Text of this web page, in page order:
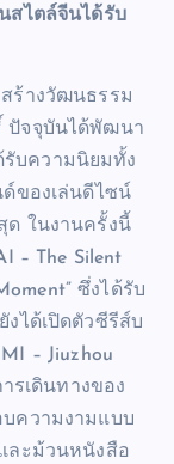
สไตล์จีนได้รับ
ร้างวัฒนธรรม
ปัจจุบันได้พัฒนา
รับความนิยมทั้ง
ด์ของเล่นดีไซน์
ด ในงานครั้งนี้
– The Silent
ซึ่งได้รับ
ได้เปิดตัวซีรีส์บ
– Jiuzhou
รเดินทางของ
ความงามแบบ
ละม้วนหนังสือ